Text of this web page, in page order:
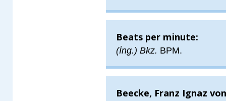
Beats per minute:
(İng.) Bkz. BPM.
Beecke, Franz Ignaz